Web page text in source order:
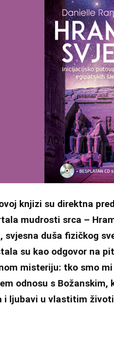
knjizi su direktna
mudrosti srca –
svjesna duša fizičkog
su kao odgovor na
misteriju: tko smo
odnosu s
i ljubavi u vlastitim